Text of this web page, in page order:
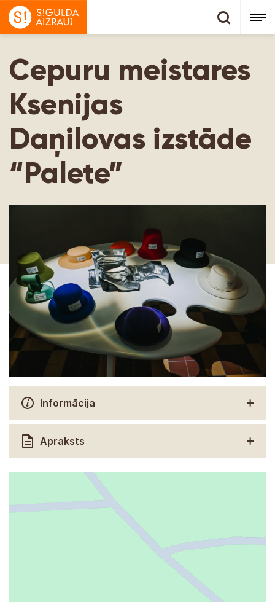
Cepuru meistares
Ksenijas
Daņilovas izstāde
“Palete”
Informācija
Apraksts